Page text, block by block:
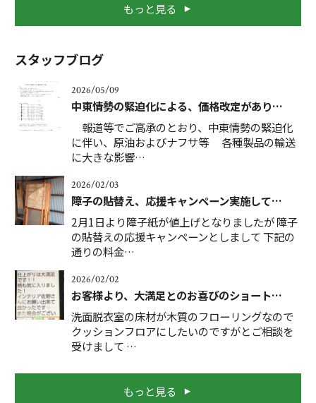
もっと見る
スタッフブログ
2026/05/09
中東情勢の緊迫化による、価格改定があり…
報道等でご高承のとおり、中東情勢の緊迫化
に伴い、原油およびナフサ等 各種製品の輸送
に大きな影響…
2026/02/03
障子の貼替え、応援キャンペーン実施して…
2月1日より障子紙が値上げとなりましたが 障子
の貼替えの応援キャンペーンとしまして 下記の
通りの料金…
2026/02/02
お客様より、大満足とのお喜びのショート…
洗面脱衣室の床材が木質のフローリングなので
クッションフロアにしたいのですがとご相談を
受けまして …
もっと見る